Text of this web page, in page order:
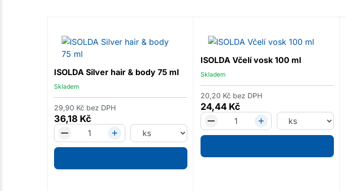
ISOLDA Silver hair & body 75 ml
Skladem
36,18 Kč
29,90 Kč bez DPH
ISOLDA Včelí vosk 100 ml
Skladem
24,44 Kč
20,20 Kč bez DPH